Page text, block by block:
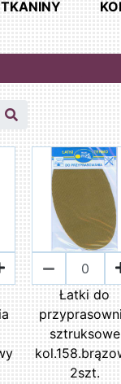
TKANINY
Łatki do
sztruksowe
2szt.